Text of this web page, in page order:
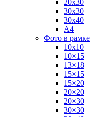
20х30
30х30
30х40
А4
Фото в рамке
10х10
10×15
13×18
15×15
15×20
20×20
20×30
30×30